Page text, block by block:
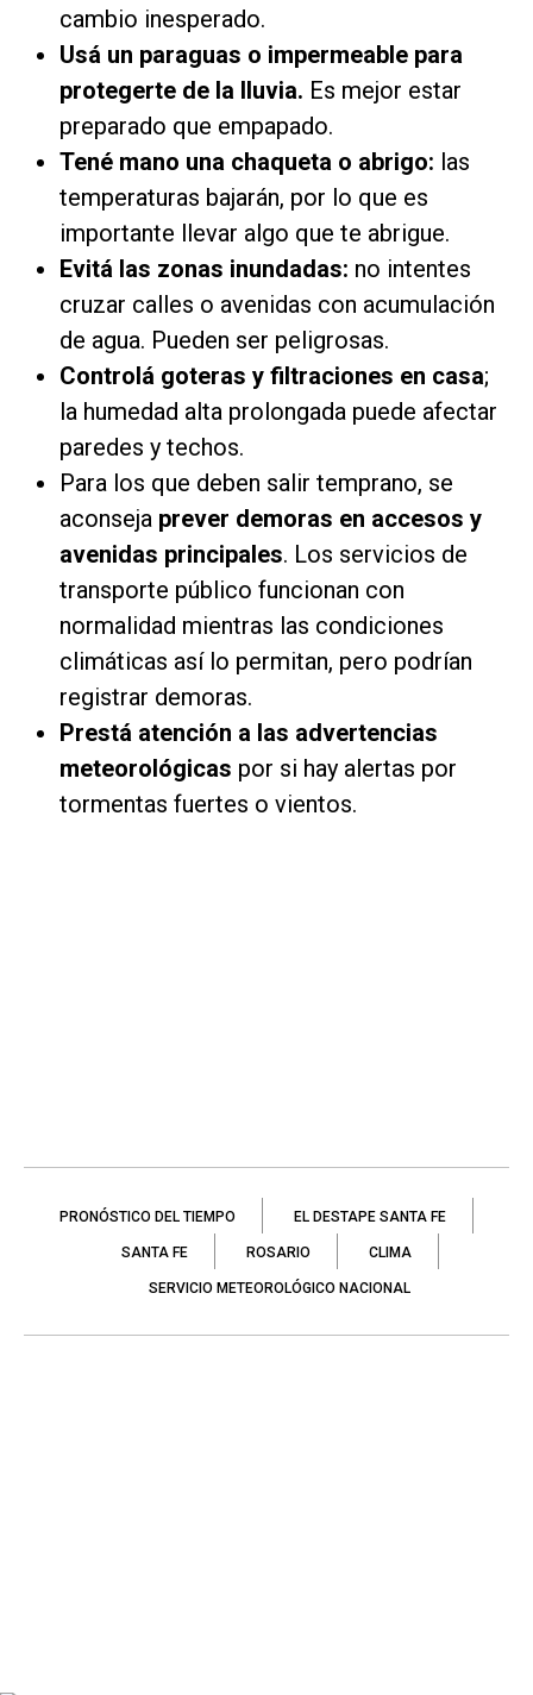
cambio inesperado.
Usá un paraguas o impermeable para
protegerte de la lluvia. Es mejor estar
preparado que empapado.
Tené mano una chaqueta o abrigo: las
temperaturas bajarán, por lo que es
importante llevar algo que te abrigue.
Evitá las zonas inundadas: no intentes
cruzar calles o avenidas con acumulación
de agua. Pueden ser peligrosas.
Controlá goteras y filtraciones en casa;
la humedad alta prolongada puede afectar
paredes y techos.
Para los que deben salir temprano, se
aconseja prever demoras en accesos y
avenidas principales. Los servicios de
transporte público funcionan con
normalidad mientras las condiciones
climáticas así lo permitan, pero podrían
registrar demoras.
Prestá atención a las advertencias
meteorológicas por si hay alertas por
tormentas fuertes o vientos.
PRONÓSTICO DEL TIEMPO EL DESTAPE SANTA FE
SANTA FE ROSARIO CLIMA
SERVICIO METEOROLÓGICO NACIONAL